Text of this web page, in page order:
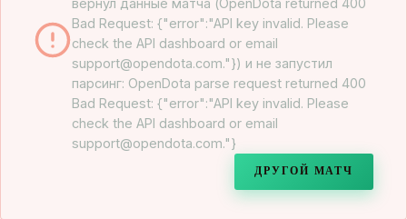
вернул данные матча (OpenDota returned 400
Bad Request: {"error":"API key invalid. Please
check the API dashboard or email
support@opendota.com."}) и не запустил
парсинг: OpenDota parse request returned 400
Bad Request: {"error":"API key invalid. Please
check the API dashboard or email
support@opendota.com."}
ДРУГОЙ МАТЧ